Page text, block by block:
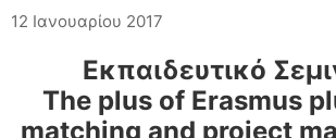
12 Ιανουαρίου 2017
Εκπαιδευτικό
The plus of Erasmus
matching and project